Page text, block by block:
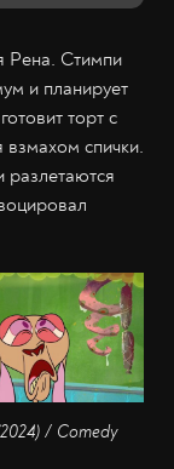
Рена. Стимпи
и планирует
торт с
спички.
разлетаются
/ Comedy